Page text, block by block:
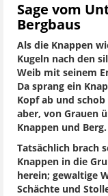
Sage vom
Bergbaus
Als die Knappen
Kugeln nach den
Weib mit seinem
Da sprang ein
Kopf ab und
aber, von Grauen
Knappen und Berg.
Tatsächlich brach
Knappen in die
herein; gewaltige
Schächte und